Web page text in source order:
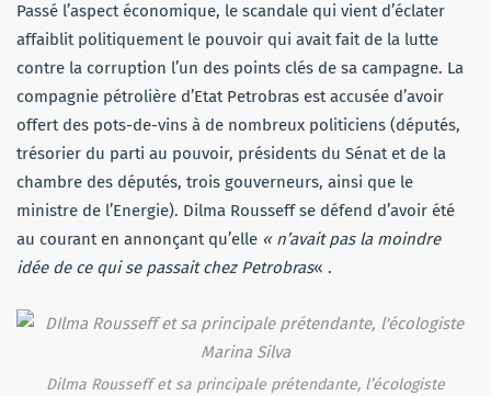
Passé l’aspect économique, le scandale qui vient d’éclater
affaiblit politiquement le pouvoir qui avait fait de la lutte
contre la corruption l’un des points clés de sa campagne. La
compagnie pétrolière d’Etat Petrobras est accusée d’avoir
offert des pots-de-vins à de nombreux politiciens (députés,
trésorier du parti au pouvoir, présidents du Sénat et de la
chambre des députés, trois gouverneurs, ainsi que le
ministre de l’Energie). Dilma Rousseff se défend d’avoir été
au courant en annonçant qu’elle « n’avait pas la moindre
idée de ce qui se passait chez Petrobras« .
Dilma Rousseff et sa principale prétendante, l’écologiste